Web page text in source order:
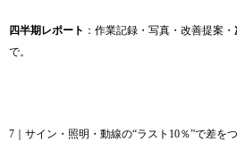
四半期レポート ：作業記録・写真・改善提案・
で。
7｜サイン・照明・動線の“ラスト10％”で差を